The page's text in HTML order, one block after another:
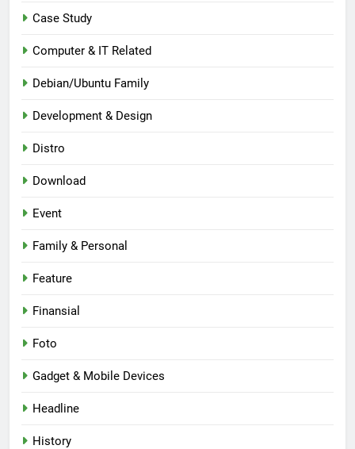
Case Study
Computer & IT Related
Debian/Ubuntu Family
Development & Design
Distro
Download
Event
Family & Personal
Feature
Finansial
Foto
Gadget & Mobile Devices
Headline
History